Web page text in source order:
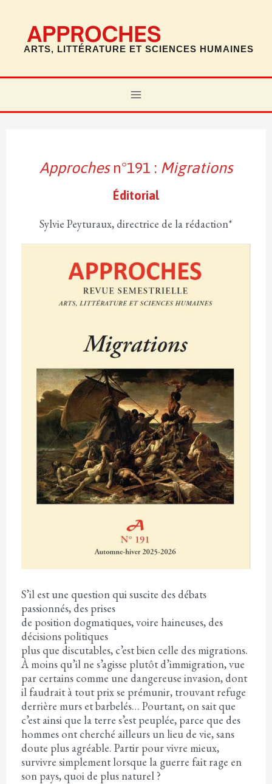
contenu
ARTS, LITTÉRATURE ET SCIENCES HUMAINES
MAIN
Approchesn°191 : Migrations
Éditorial
Sylvie Peyturaux, directrice de la rédaction*
S’il est une question qui suscite des débats
passionnés, des prises
de position dogmatiques, voire haineuses, des
décisions politiques
plus que discutables, c’est bien celle des migrations.
À moins qu’il ne s’agisse plutôt d’immigration, vue
par certains comme une dangereuse invasion, dont
il faudrait à tout prix se prémunir, trouvant refuge
derrière murs et barbelés… Pourtant, on sait que
c’est ainsi que la terre s’est peuplée, parce que des
hommes ont cherché ailleurs un lieu de vie, sans
doute plus agréable. Partir pour vivre mieux,
survivre simplement lorsque la guerre fait rage en
son pays, quoi de plus naturel ?